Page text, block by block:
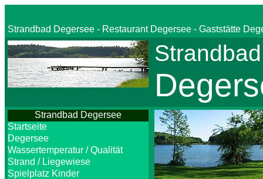
Strandbad Degersee - Restaurant Degersee - Gaststätte
Strandbad Degersee
Startseite
Degersee
Wassertemperatur / Qualität
Strand / Liegewiese
Spielplatz Kinder